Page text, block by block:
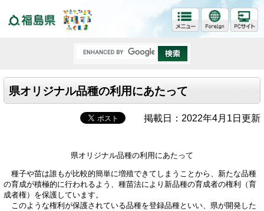
県オリジナル品種の利用にあたって
掲載日：2022年4月1日更新
県オリジナル品種の利用にあたって
種子や苗は誰もが比較的簡単に増殖できてしまうことから、新たな品種
の育成が積極的に行われるよう、種苗法により新品種の育成者の権利（育
成者権）を保護しています。
このような権利が保護されている品種を登録品種といい、県が開発した